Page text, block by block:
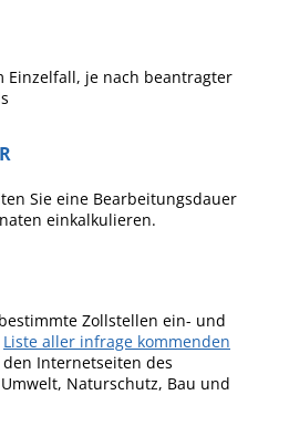
Gemmrigheimer
Aktion „PFLÜCK MICH!“
Krabbelgruppe
Kinderkleidermarkt
Einzelfall, je nach beantragter
Sie eine Bearbeitungsdauer
einkalkulieren.
Zollstellen ein- und
Liste aller infrage kommenden
Internetseiten des
Naturschutz, Bau und